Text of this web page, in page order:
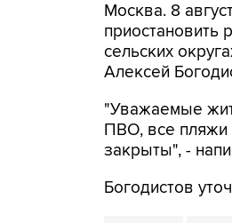
Москва. 8
приостановить
сельских
Алексей
"Уважаемые
ПВО, все пляжи
закрыты", -
Богодистов